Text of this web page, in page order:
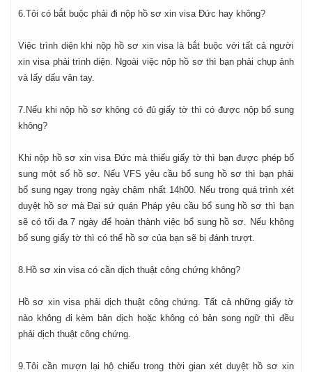
6.Tôi có bắt buộc phải đi nộp hồ sơ xin visa Đức hay không?
Việc trình diện khi nộp hồ sơ xin visa là bắt buộc với tất cả người
xin visa phải trình diện. Ngoài việc nộp hồ sơ thì bạn phải chụp ảnh
và lấy dấu vân tay.
7.Nếu khi nộp hồ sơ không có đủ giấy tờ thì có được nộp bổ sung
không?
Khi nộp hồ sơ xin visa Đức mà thiếu giấy tờ thì bạn được phép bổ
sung một số hồ sơ. Nếu VFS yêu cầu bổ sung hồ sơ thì bạn phải
bổ sung ngay trong ngày chậm nhất 14h00. Nếu trong quá trình xét
duyệt hồ sơ mà Đại sứ quán Pháp yêu cầu bổ sung hồ sơ thì bạn
sẽ có tối đa 7 ngày để hoàn thành việc bổ sung hồ sơ. Nếu không
bổ sung giấy tờ thì có thể hồ sơ của bạn sẽ bị đánh trượt.
8.Hồ sơ xin visa có cần dịch thuật công chứng không?
Hồ sơ xin visa phải dịch thuật công chứng. Tất cả những giấy tờ
nào không đi kèm bản dịch hoặc không có bản song ngữ thì đều
phải dịch thuật công chứng.
9.Tôi cần mượn lại hộ chiếu trong thời gian xét duyệt hồ sơ xin